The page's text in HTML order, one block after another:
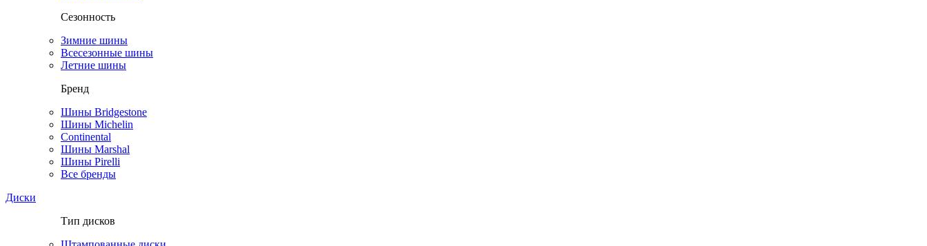
Сезонность
Зимние шины
Всесезонные шины
Летние шины
Бренд
Шины Bridgestone
Шины Michelin
Continental
Шины Marshal
Шины Pirelli
Все бренды
Диски
Тип дисков